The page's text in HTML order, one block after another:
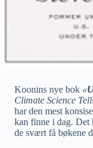
Koonins nye bok «
Climate Science
har den mest
kan finne i dag. Det
de svært få bøkene